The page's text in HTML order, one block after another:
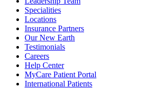
Specialities
Locations
Insurance Partners
Our New Earth
Testimonials
Careers
Help Center
MyCare Patient Portal
International Patients